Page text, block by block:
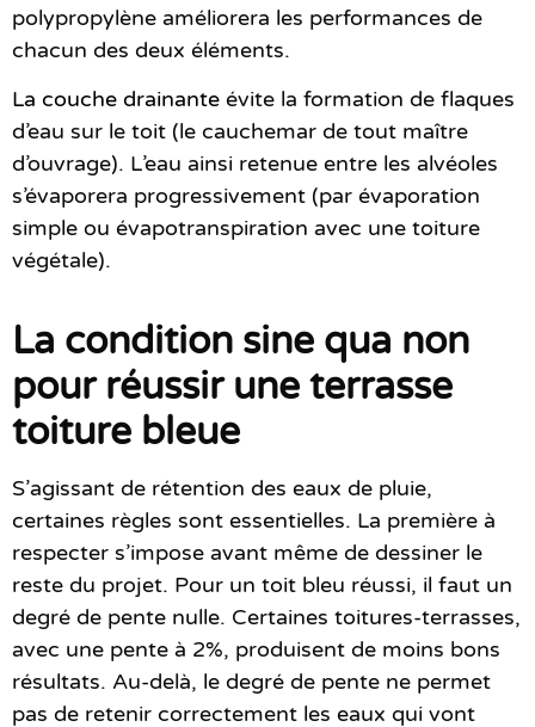
polypropylène améliorera les performances de
chacun des deux éléments.
La couche drainante évite la formation de flaques
d’eau sur le toit (le cauchemar de tout maître
d’ouvrage). L’eau ainsi retenue entre les alvéoles
s’évaporera progressivement (par évaporation
simple ou évapotranspiration avec une toiture
végétale).
La condition sine qua non
pour réussir une terrasse
toiture bleue
S’agissant de rétention des eaux de pluie,
certaines règles sont essentielles. La première à
respecter s’impose avant même de dessiner le
reste du projet. Pour un toit bleu réussi, il faut un
degré de pente nulle. Certaines toitures-terrasses,
avec une pente à 2%, produisent de moins bons
résultats. Au-delà, le degré de pente ne permet
pas de retenir correctement les eaux qui vont